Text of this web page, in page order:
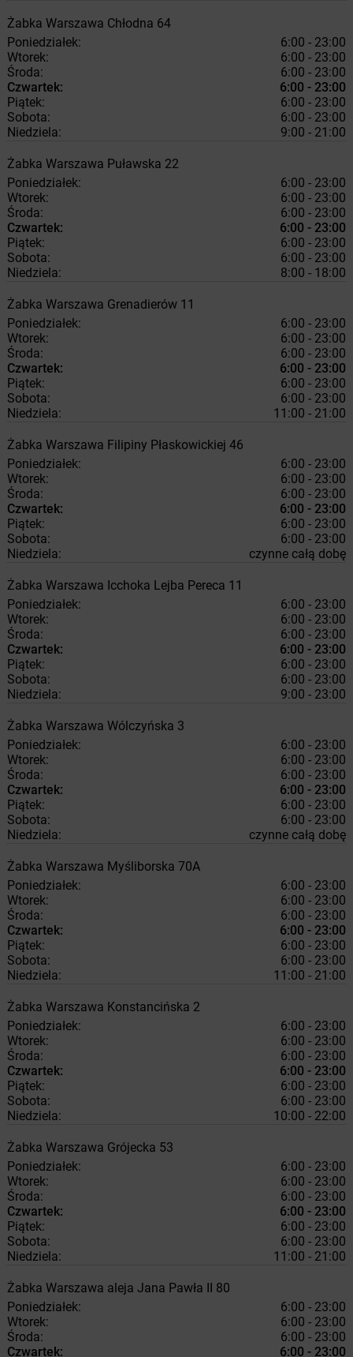
Żabka Warszawa Chłodna 64
Poniedziałek:
6:00 - 23:00
Wtorek:
6:00 - 23:00
Środa:
6:00 - 23:00
Czwartek:
6:00 - 23:00
Piątek:
6:00 - 23:00
Sobota:
6:00 - 23:00
Niedziela:
9:00 - 21:00
Żabka Warszawa Puławska 22
Poniedziałek:
6:00 - 23:00
Wtorek:
6:00 - 23:00
Środa:
6:00 - 23:00
Czwartek:
6:00 - 23:00
Piątek:
6:00 - 23:00
Sobota:
6:00 - 23:00
Niedziela:
8:00 - 18:00
Żabka Warszawa Grenadierów 11
Poniedziałek:
6:00 - 23:00
Wtorek:
6:00 - 23:00
Środa:
6:00 - 23:00
Czwartek:
6:00 - 23:00
Piątek:
6:00 - 23:00
Sobota:
6:00 - 23:00
Niedziela:
11:00 - 21:00
Żabka Warszawa Filipiny Płaskowickiej 46
Poniedziałek:
6:00 - 23:00
Wtorek:
6:00 - 23:00
Środa:
6:00 - 23:00
Czwartek:
6:00 - 23:00
Piątek:
6:00 - 23:00
Sobota:
6:00 - 23:00
Niedziela:
czynne całą dobę
Żabka Warszawa Icchoka Lejba Pereca 11
Poniedziałek:
6:00 - 23:00
Wtorek:
6:00 - 23:00
Środa:
6:00 - 23:00
Czwartek:
6:00 - 23:00
Piątek:
6:00 - 23:00
Sobota:
6:00 - 23:00
Niedziela:
9:00 - 23:00
Żabka Warszawa Wólczyńska 3
Poniedziałek:
6:00 - 23:00
Wtorek:
6:00 - 23:00
Środa:
6:00 - 23:00
Czwartek:
6:00 - 23:00
Piątek:
6:00 - 23:00
Sobota:
6:00 - 23:00
Niedziela:
czynne całą dobę
Żabka Warszawa Myśliborska 70A
Poniedziałek:
6:00 - 23:00
Wtorek:
6:00 - 23:00
Środa:
6:00 - 23:00
Czwartek:
6:00 - 23:00
Piątek:
6:00 - 23:00
Sobota:
6:00 - 23:00
Niedziela:
11:00 - 21:00
Żabka Warszawa Konstancińska 2
Poniedziałek:
6:00 - 23:00
Wtorek:
6:00 - 23:00
Środa:
6:00 - 23:00
Czwartek:
6:00 - 23:00
Piątek:
6:00 - 23:00
Sobota:
6:00 - 23:00
Niedziela:
10:00 - 22:00
Żabka Warszawa Grójecka 53
Poniedziałek:
6:00 - 23:00
Wtorek:
6:00 - 23:00
Środa:
6:00 - 23:00
Czwartek:
6:00 - 23:00
Piątek:
6:00 - 23:00
Sobota:
6:00 - 23:00
Niedziela:
11:00 - 21:00
Żabka Warszawa aleja Jana Pawła II 80
Poniedziałek:
6:00 - 23:00
Wtorek:
6:00 - 23:00
Środa:
6:00 - 23:00
Czwartek:
6:00 - 23:00